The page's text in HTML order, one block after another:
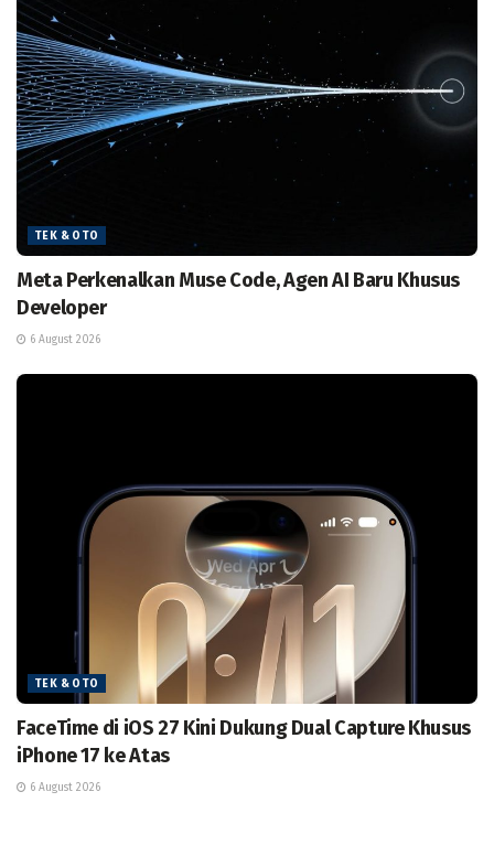
TEK & OTO
Meta Perkenalkan Muse Code, Agen AI Baru Khusus
Developer
6 August 2026
TEK & OTO
FaceTime di iOS 27 Kini Dukung Dual Capture Khusus
iPhone 17 ke Atas
6 August 2026